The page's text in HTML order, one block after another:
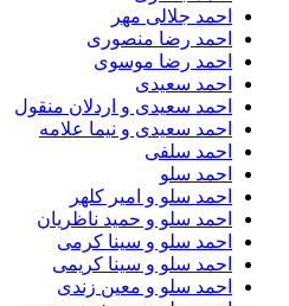
احمد جلالی مهر
احمد رضا منصوری
احمد رضا موسوی
احمد سعیدی
احمد سعیدی و اردلان منقول
احمد سعیدی و نیما علامه
احمد سلفی
احمد سلو
احمد سلو و امیر کلهر
احمد سلو و حمید ناظریان
احمد سلو و سینا کرمی
احمد سلو و سینا کریمی
احمد سلو و معین زندی